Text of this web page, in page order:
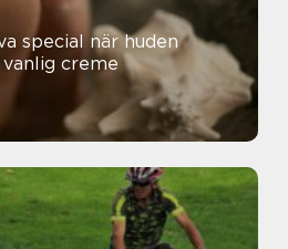
när huden
creme